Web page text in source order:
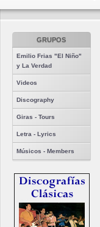
GRUPOS
Emilio Frias "El Niño"
y La Verdad
Videos
Discography
Giras - Tours
Letra - Lyrics
Músicos - Members